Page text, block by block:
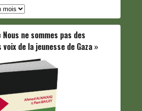
ne sommes pas des
de la jeunesse de Gaza »